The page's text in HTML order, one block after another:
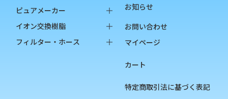
消耗品
ペットボトル
バッグインボックス
ペットボトル
オプション品
ピュアメーカー
本体
カートリッジ
イオン交換樹脂
純水用イオン交換樹脂
フィルター・ホース
お知らせ
お問い合わせ
マイページ
カート
特定商取引法に基づく表記